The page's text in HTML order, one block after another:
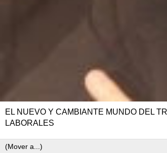
EL NUEVO Y CAMBIANTE MUNDO DEL
LABORALES